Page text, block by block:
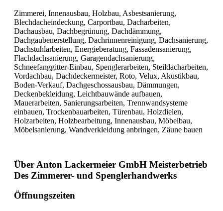
Zimmerei, Innenausbau, Holzbau, Asbestsanierung,
Blechdacheindeckung, Carportbau, Dacharbeiten,
Dachausbau, Dachbegrünung, Dachdämmung,
Dachgaubenerstellung, Dachrinnenreinigung, Dachsanierung,
Dachstuhlarbeiten, Energieberatung, Fassadensanierung,
Flachdachsanierung, Garagendachsanierung,
Schneefanggitter-Einbau, Spenglerarbeiten, Steildacharbeiten,
Vordachbau, Dachdeckermeister, Roto, Velux, Akustikbau,
Boden-Verkauf, Dachgeschossausbau, Dämmungen,
Deckenbekleidung, Leichtbauwände aufbauen,
Mauerarbeiten, Sanierungsarbeiten, Trennwandsysteme
einbauen, Trockenbauarbeiten, Türenbau, Holzdielen,
Holzarbeiten, Holzbearbeitung, Innenausbau, Möbelbau,
Möbelsanierung, Wandverkleidung anbringen, Zäune bauen
Über Anton Lackermeier GmbH Meisterbetrieb
Des Zimmerer- und Spenglerhandwerks
Öffnungszeiten